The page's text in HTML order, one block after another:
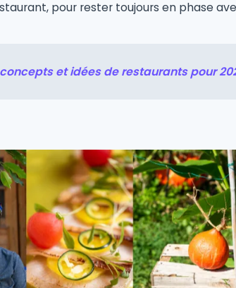
pour rester toujours en phase
et idées de restaurants pour